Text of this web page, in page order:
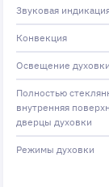
Звуковая
Конвекция
Освещение духовки
Полностью
внутренняя
дверцы духовки
Режимы духовки